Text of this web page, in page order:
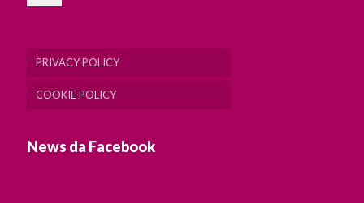
PRIVACY POLICY
COOKIE POLICY
News da Facebook